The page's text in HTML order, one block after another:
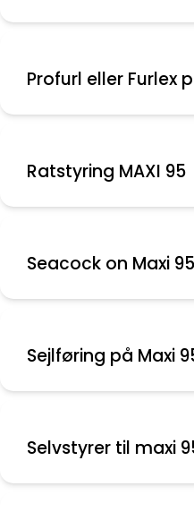
Profurl eller Furlex
Ratstyring MAXI 95
Seacock on Maxi
Sejlføring på Maxi
Selvstyrer til maxi